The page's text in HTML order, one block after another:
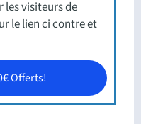
les visiteurs de
le lien ci contre et
Offerts!